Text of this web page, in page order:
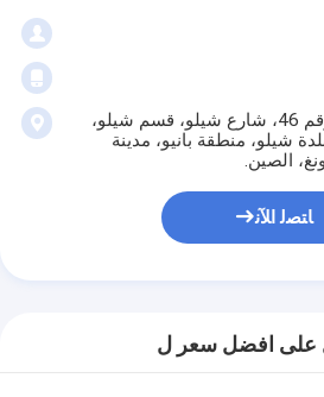
الطابق الأول، المبنى 7، رقم 46، شارع شيلو، قسم شيلو،
شيلو، منطقة بانيو، مدينة
الصين.
ﺎﺘﺼﻟ ﺍﻶﻧ
على افضل سعر ل